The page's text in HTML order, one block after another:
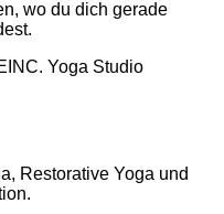
wo du dich gerade
Restorative Yoga und